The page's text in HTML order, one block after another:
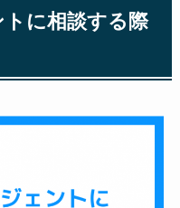
に相談する際